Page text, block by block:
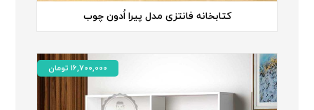
کتابخانه فانتزی مدل پیرا اُدون چوب
16,700,000 تومان